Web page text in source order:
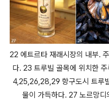
22 에트르타 재래시장의 내부.
다. 23 트루빌 골목에 위치한
4,25,26,28,29 항구도시 트루
물이 가득하다. 27 노르망